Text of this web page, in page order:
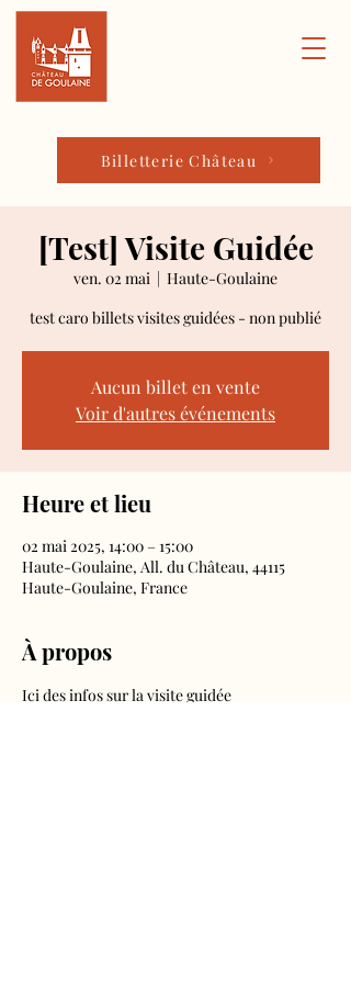
Billetterie Château
[Test] Visite Guidée
ven. 02 mai
  |
Haute-Goulaine
test caro billets visites guidées - non publié
Aucun billet en vente
Voir d'autres événements
Heure et lieu
02 mai 2025, 14:00 – 15:00
Haute-Goulaine, All. du Château, 44115
Haute-Goulaine, France
À propos
Ici des infos sur la visite guidée